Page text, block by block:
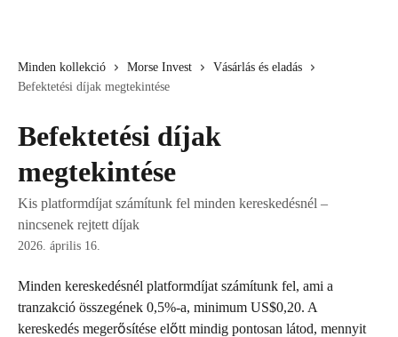
Minden kollekció Morse Invest
Vásárlás és eladás
Befektetési díjak megtekintése
Befektetési díjak
megtekintése
Kis platformdíjat számítunk fel minden kereskedésnél –
nincsenek rejtett díjak
2026. április 16.
Minden kereskedésnél platformdíjat számítunk fel, ami a
tranzakció összegének 0,5%-a, minimum US$0,20. A
kereskedés megerősítése előtt mindig pontosan látod, mennyit